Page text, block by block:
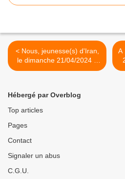
< Nous, jeunesse(s) d'Iran,
le dimanche 21/04/2024 à
21h05 sur France 5 dans
A
Hébergé par Overblog
Top articles
Pages
Contact
Signaler un abus
C.G.U.